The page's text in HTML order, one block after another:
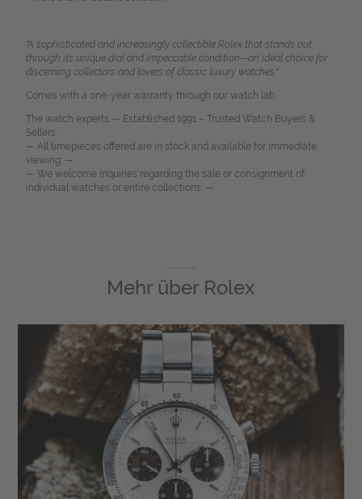
"A sophisticated and increasingly collectible Rolex that stands out
through its unique dial and impeccable condition—an ideal choice for
discerning collectors and lovers of classic luxury watches."
Comes with a one-year warranty through our watch lab.
The watch experts — Established 1991 – Trusted Watch Buyers &
Sellers.
— All timepieces offered are in stock and available for immediate
viewing. —
— We welcome inquiries regarding the sale or consignment of
individual watches or entire collections. —
Mehr über Rolex